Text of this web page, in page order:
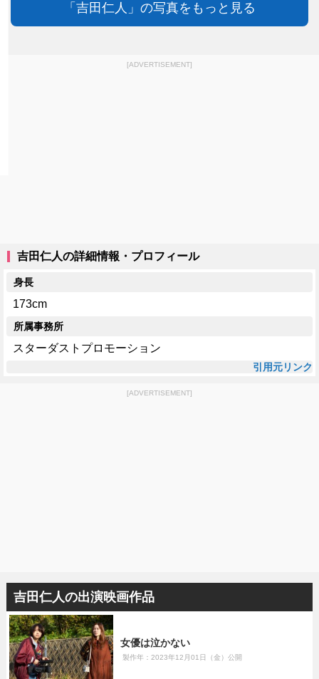
「吉田仁人」の写真をもっと見る
[ADVERTISEMENT]
吉田仁人の詳細情報・プロフィール
身長
173cm
所属事務所
スターダストプロモーション
引用元リンク
[ADVERTISEMENT]
吉田仁人の出演映画作品
女優は泣かない
製作年：2023年12月01日（金）公開